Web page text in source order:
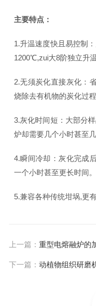
主要特点：
1.升温速度快且易控制
1200℃,zui大8阶独立升温
2.无须炭化直接灰化：
烧除去有机物的炭化过程
3.灰化时间短：大部分
炉却需要几个小时甚至几
4.瞬间冷却：灰化完成
一个小时甚至更长时间。
5.兼容各种传统坩埚,更
上一篇： 重型电熔融炉的
下一篇： 动植物组织研磨